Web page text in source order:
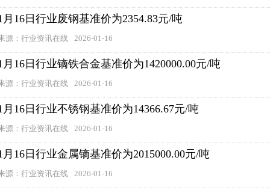
月16日行业废钢基准价为2354.83元/吨
源：行业资讯在线 2026-01-16
月16日行业镝铁合金基准价为1420000.00元/吨
源：行业资讯在线 2026-01-16
月16日行业不锈钢基准价为14366.67元/吨
源：行业资讯在线 2026-01-16
月16日行业金属镝基准价为2015000.00元/吨
源：行业资讯在线 2026-01-16